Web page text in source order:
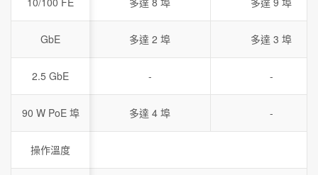
GbE
2.5 GbE
90 W PoE 埠
操作溫度
多達 2 埠 多達 3 埠
- -
多達 4 埠 -